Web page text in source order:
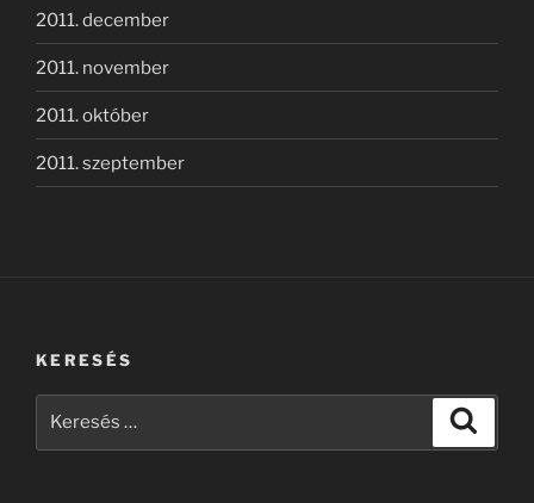
2011. december
2011. november
2011. október
2011. szeptember
KERESÉS